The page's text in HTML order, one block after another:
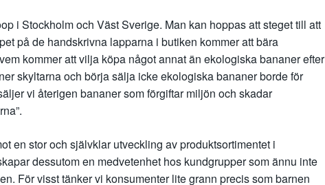
i Stockholm och Väst Sverige. Man kan hoppas att steget till att
på de handskrivna lapparna i butiken kommer att bära
kommer att vilja köpa något annat än ekologiska bananer efter
skyltarna och börja sälja icke ekologiska bananer borde för
vi återigen bananer som förgiftar miljön och skadar
en stor och självklar utveckling av produktsortimentet i
dessutom en medvetenhet hos kundgrupper som ännu inte
För visst tänker vi konsumenter lite grann precis som barnen